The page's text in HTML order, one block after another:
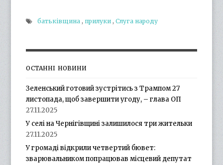
батьківщина , прилуки ,Слуга народу
ОСТАННІ НОВИНИ
Зеленський готовий зустрітись з Трампом 27
листопада, щоб завершити угоду, – глава ОП
27.11.2025
У селі на Чернігівщині залишилося три жительки
27.11.2025
У громаді відкрили четвертий бювет:
зварювальником попрацював місцевий депутат